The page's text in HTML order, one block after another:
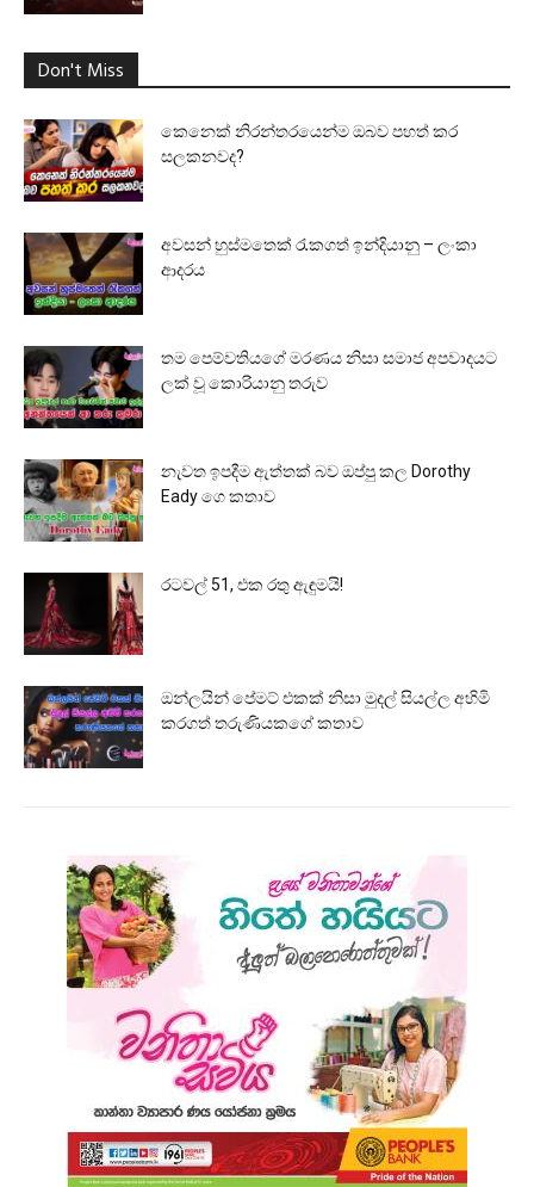
Don't Miss
කෙනෙක් නිරන්තරයෙන්ම ඔබව පහත් කර
සලකනවද?
අවසන් හුස්මතෙක් රැකගත් ඉන්දියානු – ලංකා
ආදරය
තම පෙම්වතියගේ මරණය නිසා සමාජ අපවාදයට
ලක් වූ කොරියානු තරුව
නැවත ඉපදීම ඇත්තක් බව ඔප්පු කල Dorothy
Eady ගෙ කතාව
රටවල් 51, එක රතු ඇඳුමයි!
ඔන්ලයින් පේමට් එකක් නිසා මුදල් සියල්ල අහිමි
කරගත් තරුණියකගේ කතාව